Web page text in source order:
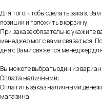
Для того, чтобы сделать заказ,
позиции и положить в корзину.
При заказе обязательно укажите
менеджер мог с вами связаться.
дня с Вами свяжется менеджер
Вы можете выбрать один из
Оплата наличными:
Оплатить заказ наличными
магазина.